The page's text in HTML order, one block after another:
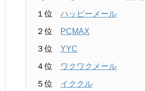
１位 ハッピーメール
２位 PCMAX
３位 YYC
４位 ワクワクメール
５位 イククル